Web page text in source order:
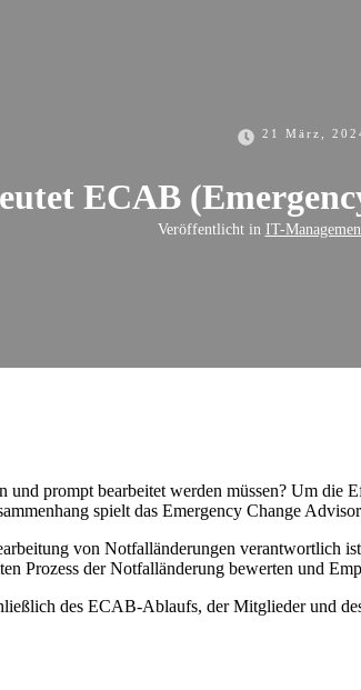
21 März,
ECAB
Veröffentlicht in IT-
und prompt bearbeitet werden müssen? Um
spielt das Emergency Change
von Notfalländerungen verantwortlich
Prozess der Notfalländerung bewerten und
des ECAB-Ablaufs, der Mitglieder und